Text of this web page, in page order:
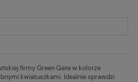
kosztów płatności
firmy Green Gate w kolorze
kwiatuszkami. Idealnie sprawdzi